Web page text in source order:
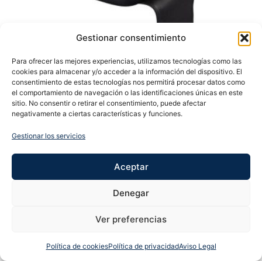
Gestionar consentimiento
Para ofrecer las mejores experiencias, utilizamos tecnologías como las
cookies para almacenar y/o acceder a la información del dispositivo. El
consentimiento de estas tecnologías nos permitirá procesar datos como
el comportamiento de navegación o las identificaciones únicas en este
sitio. No consentir o retirar el consentimiento, puede afectar
negativamente a ciertas características y funciones.
Gestionar los servicios
Aceptar
Denegar
Ver preferencias
Política de cookiesPolítica de privacidadAviso Legal
COJIN ELEVADOR NIÑOS IB
Añadir al carrito